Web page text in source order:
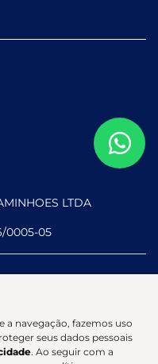
LTDA
0005-05
é
a navegação, fazemos uso
seus dados pessoais
. Ao seguir com a